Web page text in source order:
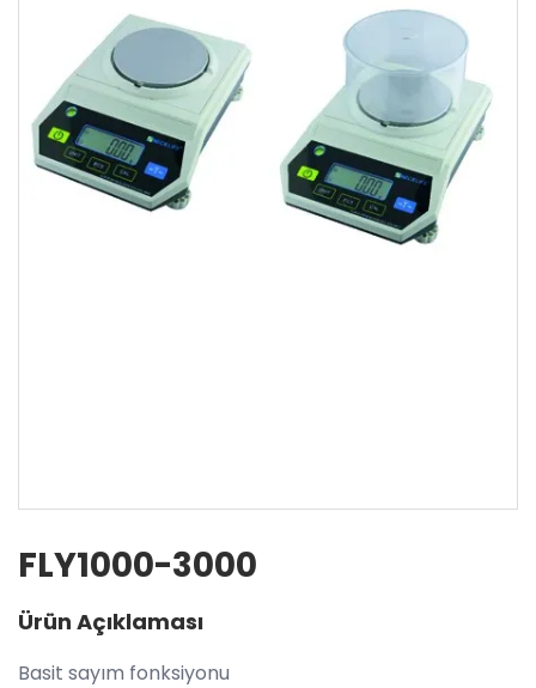
FLY1000-3000
Ürün Açıklaması
Basit sayım fonksiyonu